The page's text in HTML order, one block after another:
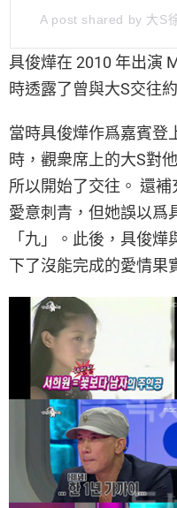
A post shared by 大S
具俊燁在 2010 年出演
時透露了曾與大S交往
當時具俊燁作爲嘉賓登
時，觀衆席上的大S對
所以開始了交往。 還
愛意刺青，但她誤以爲
「九」。此後，具俊
下了沒能完成的愛情果